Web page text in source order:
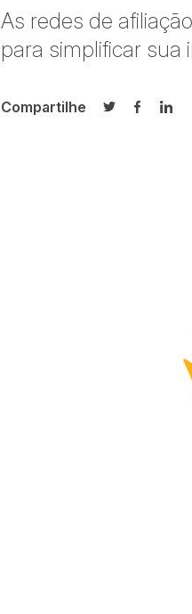
As redes de
para simplificar sua
Compartilhe
Compartilhar